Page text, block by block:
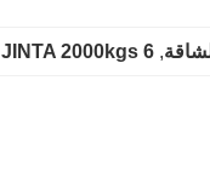
, JINTA 2000kgs 6 رفوف تجارية